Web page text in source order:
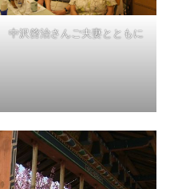
中沢啓治さんご夫妻とともに